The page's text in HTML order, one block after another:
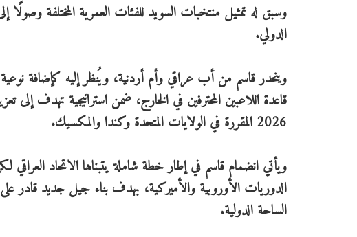
وسبق له تمثيل منتخبات السويد للفئات العمرية المختلفة وصولًا
الدولي.
وينحدر قاسم من أب عراقي وأم أردنية، ويُنظر إليه كإضافة
قاعدة اللاعبين المحترفين في الخارج، ضمن استراتيجية تهدف إلى
2026 المقررة في الولايات المتحدة وكندا والمكسيك.
ويأتي انضمام قاسم في إطار خطة شاملة يتبناها الاتحاد
الدوريات الأوروبية والأميركية، بهدف بناء جيل جديد قادر على
الساحة الدولية.